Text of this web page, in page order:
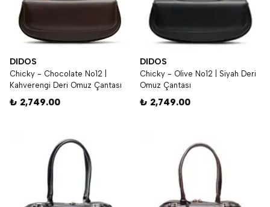
DIDOS
Chicky - Chocolate No12 |
Kahverengi Deri Omuz Çantası
₺ 2,749.00
DIDOS
Chicky - Olive No12 | Siyah Deri
Omuz Çantası
₺ 2,749.00